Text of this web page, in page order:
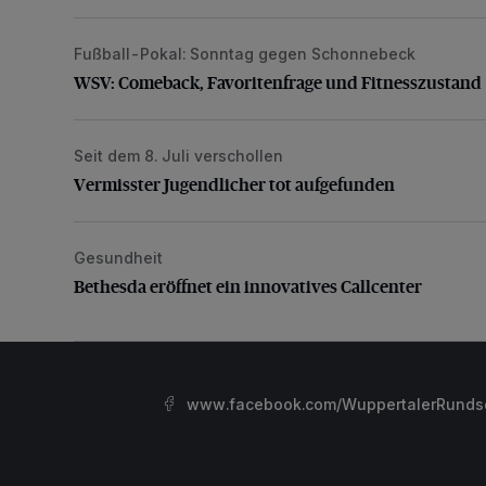
WSV: Comeback, Favoritenfrage und Fitnesszustand
Fußball-Pokal: Sonntag gegen Schonnebeck
WSV: Comeback, Favoritenfrage und Fitnesszustand
Vermisster Jugendlicher tot aufgefunden
Seit dem 8. Juli verschollen
Vermisster Jugendlicher tot aufgefunden
Bethesda eröffnet ein innovatives Callcenter
Gesundheit
Bethesda eröffnet ein innovatives Callcenter
www.facebook.com/